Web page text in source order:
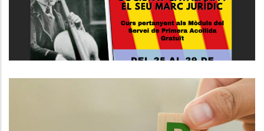
S. socials
Taula Territorial Per La Compra